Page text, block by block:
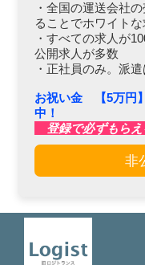
・全国の運送会社
ることでホワイト
・すべての求人が
公開求人が多数
・正社員のみ。派
お祝い金 【5万円
中！
登録で必ずもら
非